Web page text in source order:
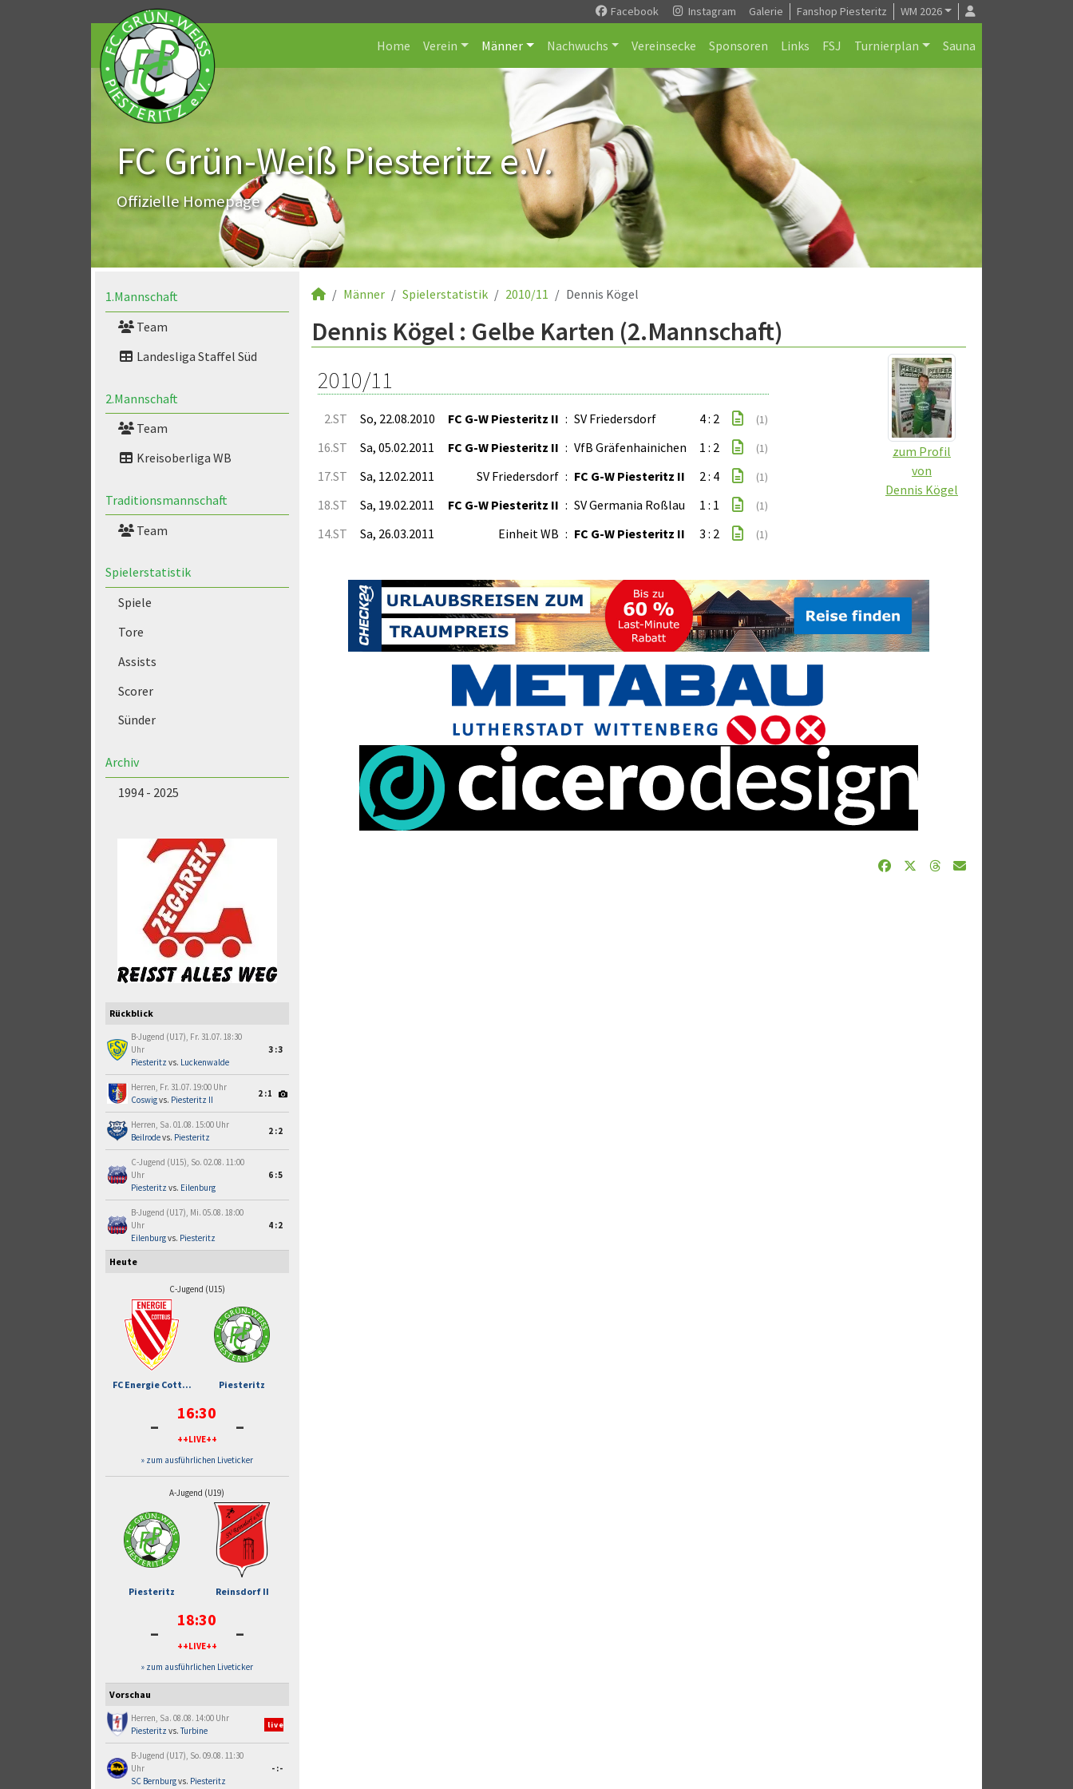
Facebook Instagram Galerie Fanshop Piesteritz WM 2026
Home Verein Männer Nachwuchs Vereinsecke Sponsoren Links FSJ Turnierplan Sauna
FC Grün-Weiß Piesteritz e.V.
Offizielle Homepage
1.Mannschaft
Team
Landesliga Staffel Süd
2.Mannschaft
Team
Kreisoberliga WB
Traditionsmannschaft
Team
Spielerstatistik
Spiele
Tore
Assists
Scorer
Sünder
Archiv
1994 - 2025
Rückblick
B-Jugend (U17), Fr. 31.07. 18:30
Uhr
Piesteritz vs. Luckenwalde
3:3
Herren, Fr. 31.07. 19:00 Uhr
Coswigvs. Piesteritz II
2:1
Herren, Sa. 01.08. 15:00 Uhr
Beilrodevs. Piesteritz
2:2
C-Jugend (U15), So. 02.08. 11:00
Uhr
Piesteritz vs. Eilenburg
6:5
B-Jugend (U17), Mi. 05.08. 18:00
Uhr
Eilenburgvs. Piesteritz
4:2
Heute
C-Jugend (U15)
FC Energie Cott... Piesteritz
- 16:30
++LIVE++ -
» zum ausführlichen Liveticker
A-Jugend (U19)
Piesteritz Reinsdorf II
- 18:30
++LIVE++ -
» zum ausführlichen Liveticker
Vorschau
Herren, Sa. 08.08. 14:00 Uhr
Piesteritz vs.Turbine
live
B-Jugend (U17), So. 09.08. 11:30
Uhr
SC Bernburgvs. Piesteritz
-:-
Männer Spielerstatistik 2010/11 Dennis Kögel
Dennis Kögel : Gelbe Karten (2.Mannschaft)
zum Profil
von
Dennis Kögel
2010/11
2.ST So, 22.08.2010 FC G-W Piesteritz II : SV Friedersdorf 4 : 2 (1)
16.ST Sa, 05.02.2011 FC G-W Piesteritz II : VfB Gräfenhainichen 1 : 2 (1)
17.ST Sa, 12.02.2011 SV Friedersdorf : FC G-W Piesteritz II 2 : 4 (1)
18.ST Sa, 19.02.2011 FC G-W Piesteritz II : SV Germania Roßlau 1 : 1 (1)
14.ST Sa, 26.03.2011 Einheit WB : FC G-W Piesteritz II 3 : 2 (1)